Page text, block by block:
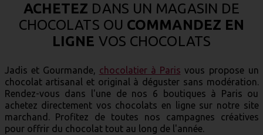
ACHETEZ DANS UN MAGASIN DE
CHOCOLATS OU COMMANDEZ EN
LIGNE VOS CHOCOLATS
Jadis et Gourmande, chocolatier à Paris vous propose un
chocolat artisanal et original à déguster sans modération.
Rendez-vous dans l'une de nos 6 boutiques à Paris ou
achetez directement vos chocolats en ligne sur notre site
marchand. Profitez de toutes nos campagnes créatives
pour offrir du chocolat tout au long de l'année.